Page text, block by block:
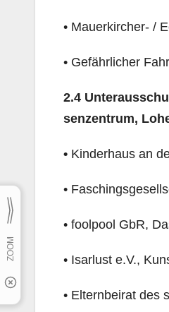
• Mauerkircher- /
• Gefährlicher
2.4
senzentrum,
• Kinderhaus an
•
• foolpool GbR,
• Isarlust e.V.,
• Elternbeirat des